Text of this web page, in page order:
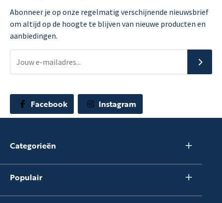
Abonneer je op onze regelmatig verschijnende nieuwsbrief
om altijd op de hoogte te blijven van nieuwe producten en
aanbiedingen.
Facebook Instagram
Categorieën
Populair